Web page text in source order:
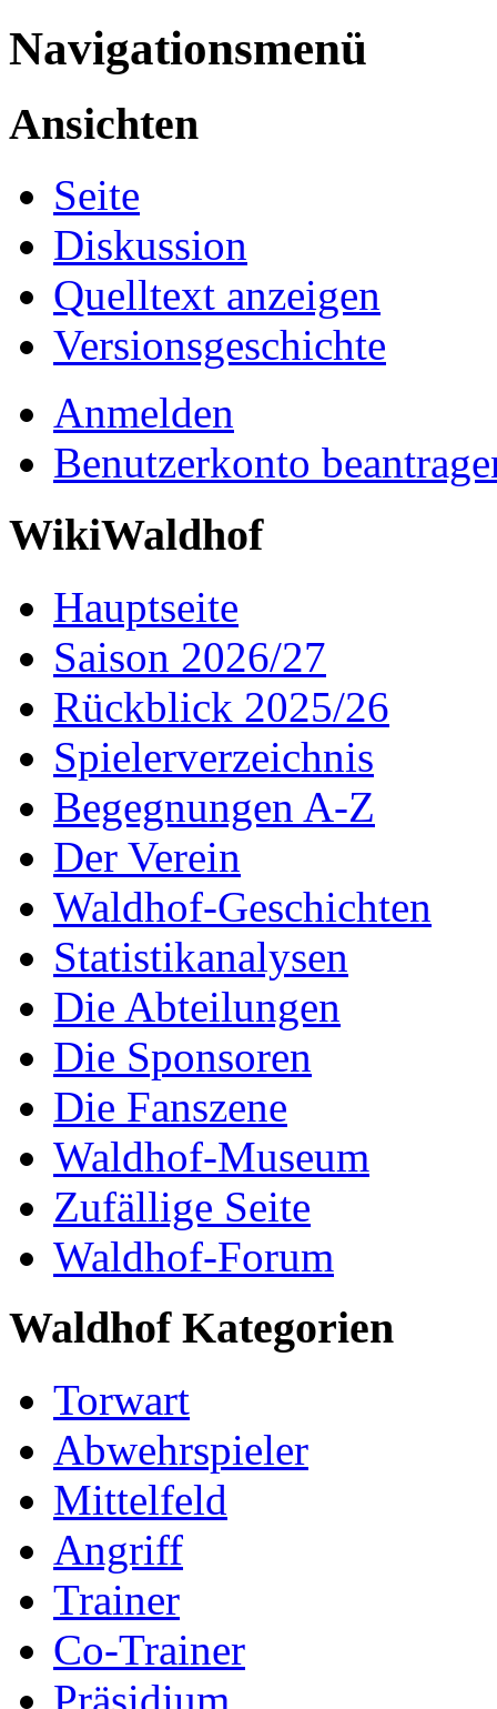
Navigationsmenü
Ansichten
Seite
Diskussion
Quelltext anzeigen
Versionsgeschichte
Anmelden
Benutzerkonto
WikiWaldhof
Hauptseite
Saison 2026/27
Rückblick 2025/26
Spielerverzeichnis
Begegnungen A-Z
Der Verein
Waldhof-Geschichten
Statistikanalysen
Die Abteilungen
Die Sponsoren
Die Fanszene
Waldhof-Museum
Zufällige Seite
Waldhof-Forum
Waldhof Kategorien
Torwart
Abwehrspieler
Mittelfeld
Angriff
Trainer
Co-Trainer